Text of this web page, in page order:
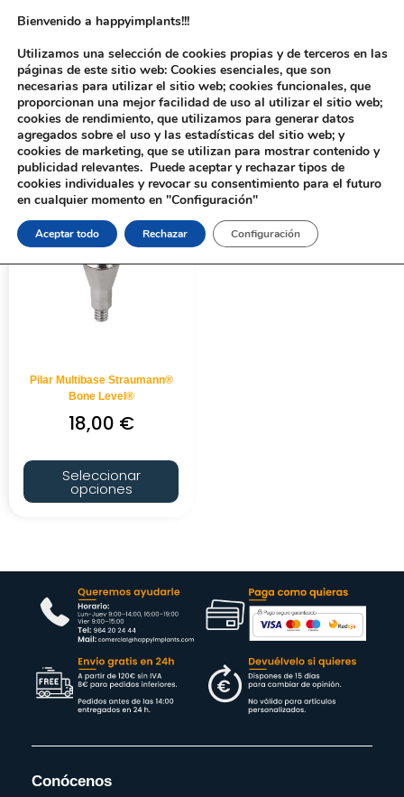
Inicio/ Productos etiquetados “Pilar Multibase”
Pilar Multibase Straumann®
Bone Level®
18,00 €
Seleccionar
opciones
Conócenos
Bienvenido a happyimplants!!!
Utilizamos una selección de cookies propias y de terceros en las
páginas de este sitio web: Cookies esenciales, que son
necesarias para utilizar el sitio web; cookies funcionales, que
proporcionan una mejor facilidad de uso al utilizar el sitio web;
cookies de rendimiento, que utilizamos para generar datos
agregados sobre el uso y las estadísticas del sitio web; y
cookies de marketing, que se utilizan para mostrar contenido y
publicidad relevantes. Puede aceptar y rechazar tipos de
cookies individuales y revocar su consentimiento para el futuro
en cualquier momento en "Configuración"
Aceptar todo Rechazar Configuración